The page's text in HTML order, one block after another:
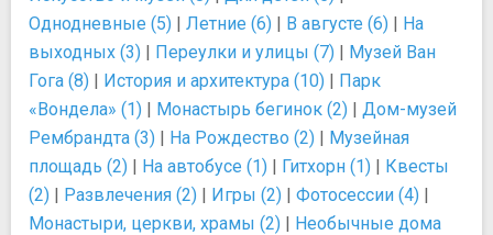
Однодневные (5) | Летние (6) | В августе (6) | На
выходных (3) | Переулки и улицы (7) | Музей Ван
Гога (8) | История и архитектура (10) | Парк
«Вондела» (1) | Монастырь бегинок (2) | Дом-музей
Рембрандта (3) | На Рождество (2) | Музейная
площадь (2) | На автобусе (1) | Гитхорн (1) | Квесты
(2) | Развлечения (2) | Игры (2) | Фотосессии (4) |
Монастыри, церкви, храмы (2) | Необычные дома